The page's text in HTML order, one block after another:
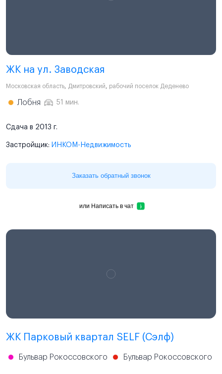
ЖК на ул. Заводская
Московская область, Дмитровский, рабочий поселок Деденево
Лобня 51 мин.
Сдача в 2013 г.
Застройщик: ИНКОМ-Недвижимость
Заказать обратный звонок
или Написать в чат
ЖК Парковый квартал SELF (Сэлф)
Бульвар Рокоссовского Бульвар Рокоссовского